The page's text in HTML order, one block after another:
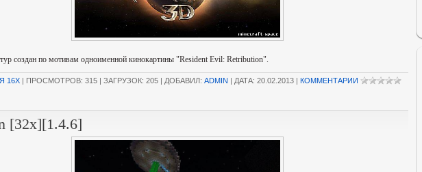
создан по мотивам одноименной кинокартины "Resident Evil: Retribution".
16X | ПРОСМОТРОВ: 315 | ЗАГРУЗОК: 205 | ДОБАВИЛ: ADMIN | ДАТА: 20.02.2013 | КОММЕНТАРИИ
[32x][1.4.6]